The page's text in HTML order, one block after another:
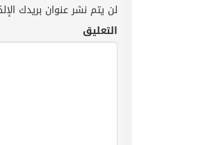
لن يتم نشر عنوان بريدك
التعليق